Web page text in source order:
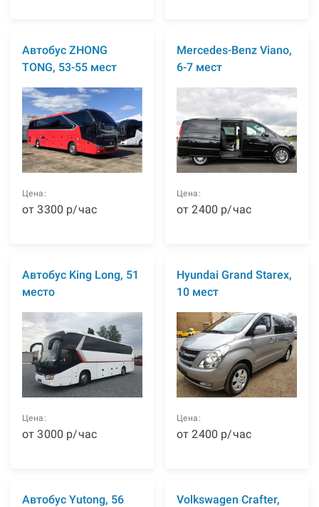
Автобус ZHONG
TONG, 53-55 мест
Цена:
от3300 р/час
Mercedes-Benz Viano,
6-7 мест
Цена:
от2400 р/час
Автобус King Long, 51
место
Цена:
от3000 р/час
Hyundai Grand Starex,
10 мест
Цена:
от2400 р/час
Автобус Yutong, 56
Volkswagen Crafter,